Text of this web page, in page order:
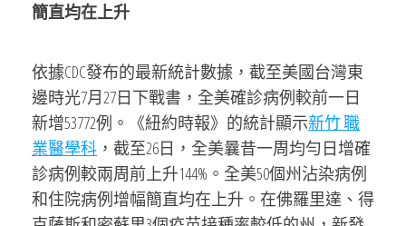
簡直均在上升
依據CDC發布的最新統計數據，截至美國台灣東
邊時光7月27日下戰書，全美確診病例較前一日
新增53772例。《紐約時報》的統計顯示新竹 職
業醫學科 ，截至26日，全美曩昔一周均勻日增確
診病例較兩周前上升144%。全美50個州沾染病例
和住院病例增幅簡直均在上升。在佛羅里達、得